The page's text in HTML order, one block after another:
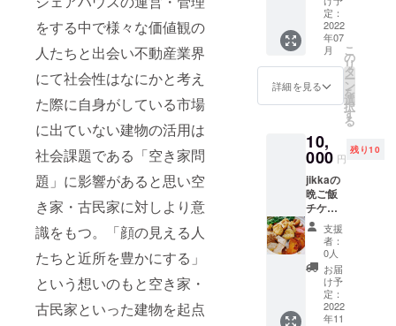
をする中で様々な価値観の
人たちと出会い不動産業界
にて社会性はなにかと考え
た際に自身がしている市場
に出ていない建物の活用は
社会課題である「空き家問
題」に影響があると思い空
き家・古民家に対しより意
識をもつ。「顔の見える人
たちと近所を豊かにする」
という想いのもと空き家・
古民家といった建物を起点
です。
※2022
年8月7
(日)9:00
〜16:00
ンとな
りま
親御様
の見学
は基本
不可で
すが、
当日の
お手伝
いをし
ていた
だける
を並べ
て紹介
した
り、誰
かのお
気に入
りの本
ができ
る本
棚。 本
棚に感
想カー
ドを設
置する
と誰か
から感
想が
返って
くる日
も… た
だた
定：
2022
年07
月
詳細を見る
こ
の
リ
タ
ー
ン
を
選
択
す
る
10,
000 円
残り10
jikkaの
晩ご飯
チケッ
ト 「お
かえ
り〜！
ご飯で
きてる
よ〜！
」 jikka
の晩ご
支援
者：
0人
お届
け予
定：
2022
年11